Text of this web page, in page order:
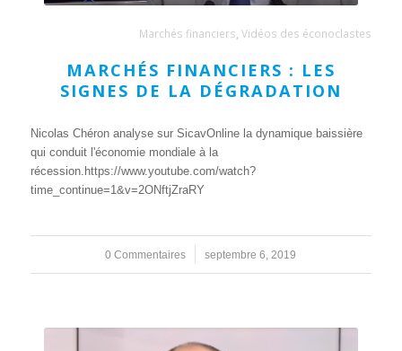
Marchés financiers,Vidéos des éconoclastes
MARCHÉS FINANCIERS : LES
SIGNES DE LA DÉGRADATION
Nicolas Chéron analyse sur SicavOnline la dynamique baissière
qui conduit l'économie mondiale à la
récession.https://www.youtube.com/watch?
time_continue=1&v=2ONftjZraRY
0 Commentaires
/ septembre 6, 2019